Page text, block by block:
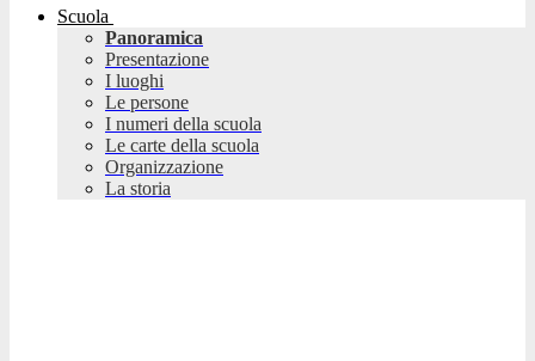
Scuola
Panoramica
Presentazione
I luoghi
Le persone
I numeri della scuola
Le carte della scuola
Organizzazione
La storia